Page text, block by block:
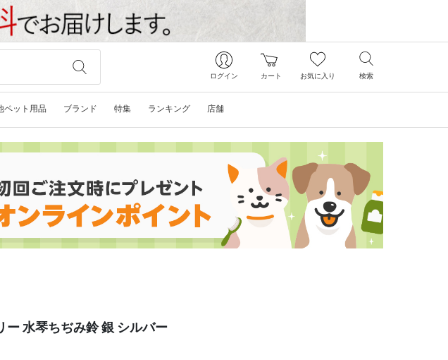
ログイン カート お気に入り 検索
ペット用品 ブランド 特集 ランキング 店舗
ー 水琴ちぢみ鈴 銀 シルバー